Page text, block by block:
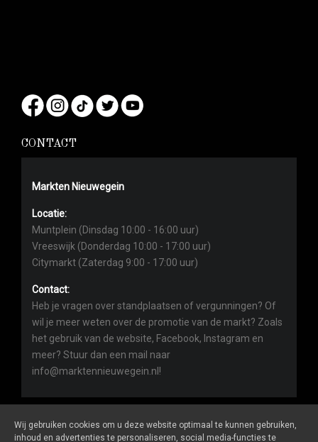
CONTACT
Markten Nieuwegein
Locatie:
Muntplein (Dinsdag 10:00 - 16:00 uur)
Vreeswijk (Donderdag 10:00 - 17:00 uur)
Citymarkt (Zaterdag 9:00 - 17:00 uur)
Contact:
Heb je vragen over standplaatsen of vergunningen? Of
wil je meer weten over de promotie van de markt? Zoals
het gebruik van de website, Facebook, Instagram en
meer? Stuur dan een mail naar
info@marktennieuwegein.nl!
Wij gebruiken cookies om u deze website optimaal te kunnen gebruiken,
inhoud en advertenties te personaliseren, social media-functies te